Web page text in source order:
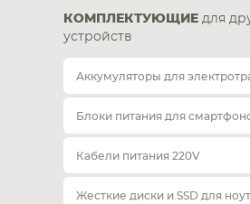
КОМПЛЕКТУЮЩИЕ для
устройств
Аккумуляторы для
Блоки питания для
Кабели питания 220V
Жесткие диски и SSD для